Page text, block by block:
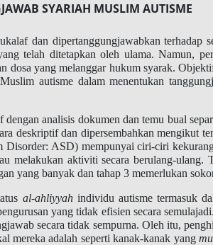
SYARIAH MUSLIM AUTISME
dan dipertanggungjawabkan terhadap
telah ditetapkan oleh ulama. Namun,
dosa yang melanggar hukum syarak.
autisme dalam menentukan
analisis dokumen dan temu bual
deskriptif dan dipersembahkan mengikut
Disorder: ASD) mempunyai ciri-ciri
melakukan aktiviti secara berulang-
yang banyak dan tahap 3 memerlukan
al-ahliyyahindividu autisme termasuk
yang tidak efisien secara
secara tidak sempurna. Oleh itu,
mereka adalah seperti kanak-kanak yang